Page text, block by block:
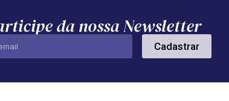
da nossa Newsletter
Cadastrar